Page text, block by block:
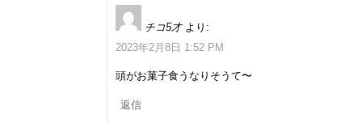
チコ5才 より:
2023年2月8日 1:52 PM
頭がお菓子食うなりそうて〜
返信